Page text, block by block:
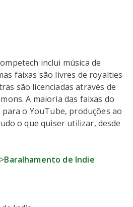
inclui música de
faixas são livres de royalties
são licenciadas através de
A maioria das faixas do
o YouTube, produções ao
o que quiser utilizar, desde
Baralhamento de Indie